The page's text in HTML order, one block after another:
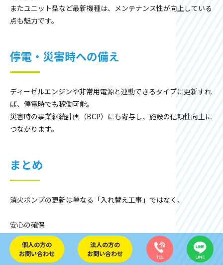
またユニット型など最新機種は、メンテナンス性が向上している
点も魅力です。
停電・災害時への備え
ディーゼルエンジンや非常用電源と連動できるタイプに更新すれ
ば、停電時でも稼働可能。
災害時の事業継続計画（BCP）にも寄与し、施設の信頼性向上に
つながります。
まとめ
消火ポンプの更新は単なる「入れ替え工事」ではなく、
安心の確保
法令遵守
個人の方の
お問い合わせ
法人の方の
お問い合わせ